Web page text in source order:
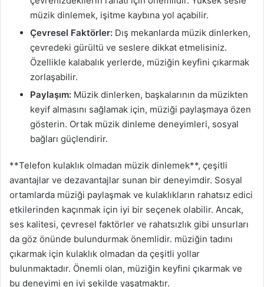
müzik dinlemek, işitme kaybına yol açabilir.
Çevresel Faktörler: Dış mekanlarda müzik dinlerken,
çevredeki gürültü ve seslere dikkat etmelisiniz.
Özellikle kalabalık yerlerde, müziğin keyfini çıkarmak
zorlaşabilir.
Paylaşım: Müzik dinlerken, başkalarının da müzikten
keyif almasını sağlamak için, müziği paylaşmaya özen
gösterin. Ortak müzik dinleme deneyimleri, sosyal
bağları güçlendirir.
**Telefon kulaklık olmadan müzik dinlemek**, çeşitli
avantajlar ve dezavantajlar sunan bir deneyimdir. Sosyal
ortamlarda müziği paylaşmak ve kulaklıkların rahatsız edici
etkilerinden kaçınmak için iyi bir seçenek olabilir. Ancak,
ses kalitesi, çevresel faktörler ve rahatsızlık gibi unsurları
da göz önünde bulundurmak önemlidir. müziğin tadını
çıkarmak için kulaklık olmadan da çeşitli yollar
bulunmaktadır. Önemli olan, müziğin keyfini çıkarmak ve
bu deneyimi en iyi şekilde yaşatmaktır.